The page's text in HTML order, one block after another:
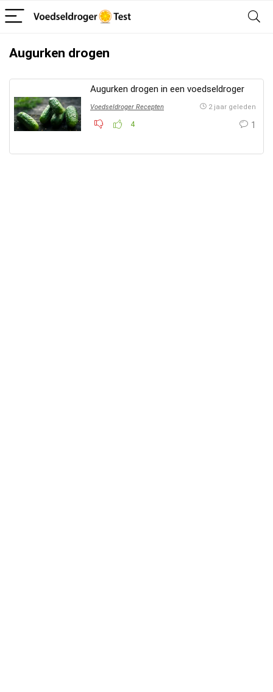
Augurken drogen
Augurken drogen in een voedseldroger
Voedseldroger Recepten 2 jaar geleden
4 1